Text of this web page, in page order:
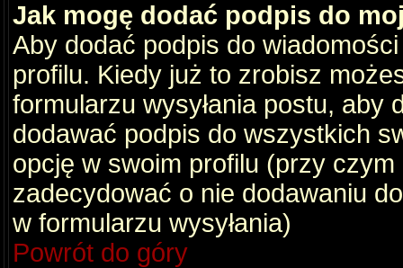
Jak mogę dodać podpis do
Aby dodać podpis do
profilu. Kiedy już to zrobisz
formularzu wysyłania postu,
dodawać podpis do wszystkich
opcję w swoim profilu (przy
zadecydować o nie dodawaniu
w formularzu wysyłania)
Powrót do góry